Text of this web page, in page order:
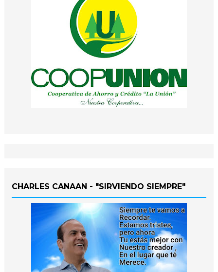
CHARLES CANAAN - "SIRVIENDO SIEMPRE"